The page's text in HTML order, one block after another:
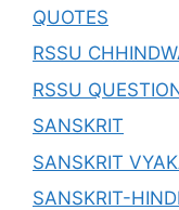
QUOTES
RSSU
RSSU
SANSKRIT
SANSKRIT
SANSKRIT-HINDI